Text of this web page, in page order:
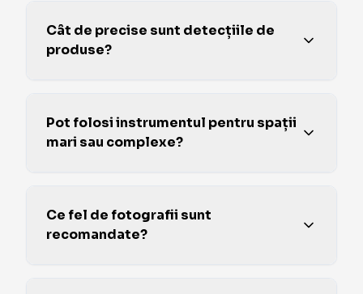
Cât de precise sunt detecțiile de
produse?
Pot folosi instrumentul pentru spații
mari sau complexe?
Ce fel de fotografii sunt
recomandate?